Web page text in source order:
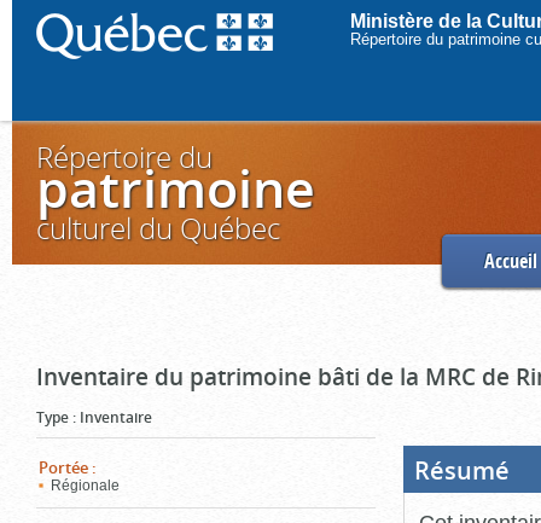
Ministère de la
Répertoire du patrimoine
Répertoire du
patrimoine
culturel du Québec
Accueil
Inventaire du patrimoine bâti de la MRC de
Type : Inventaire
Portée :
Régionale Résumé